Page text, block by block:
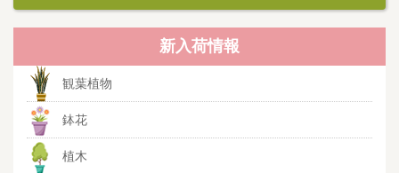
新入荷情報
観葉植物
鉢花
植木